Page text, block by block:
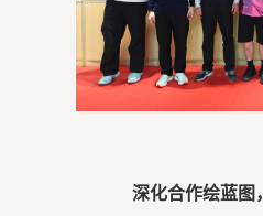
深化合作绘蓝图